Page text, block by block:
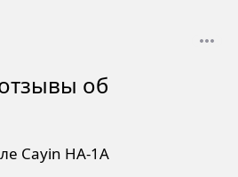
об
Cayin HA-1A